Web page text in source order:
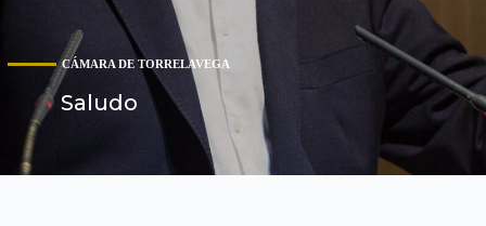
CÁMARA DE TORRELAVEGA
Saludo